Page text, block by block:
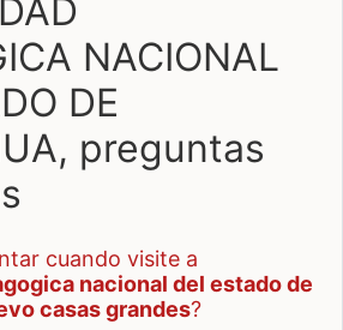
NACIONAL
DE
preguntas
cuando visite a
nacional del estado de
casas grandes?